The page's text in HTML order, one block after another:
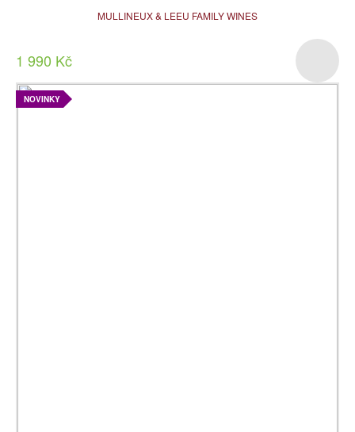
MULLINEUX & LEEU FAMILY WINES
1 990 Kč
NOVINKY